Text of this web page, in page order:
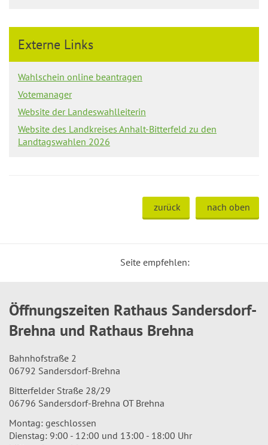
Externe Links
Wahlschein online beantragen
Votemanager
Website der Landeswahlleiterin
Website des Landkreises Anhalt-Bitterfeld zu den
Landtagswahlen 2026
zurück nach oben
Seite empfehlen:
Öffnungszeiten Rathaus Sandersdorf-
Brehna und Rathaus Brehna
Bahnhofstraße 2
06792 Sandersdorf-Brehna
Bitterfelder Straße 28/29
06796 Sandersdorf-Brehna OT Brehna
Montag: geschlossen
Dienstag: 9:00 - 12:00 und 13:00 - 18:00 Uhr